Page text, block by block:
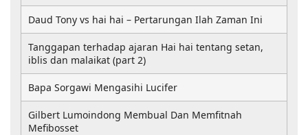
Daud Tony vs hai hai – Pertarungan Ilah Zaman Ini
Tanggapan terhadap ajaran Hai hai tentang setan,
iblis dan malaikat (part 2)
Bapa Sorgawi Mengasihi Lucifer
Gilbert Lumoindong Membual Dan Memfitnah
Mefibosset